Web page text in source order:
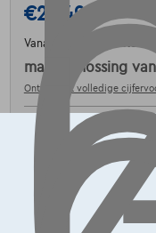
€25.495
Vanaf /
maandaflossing van
Ontdek het volledige
4710 Lontzen, Dex
Vergelijk